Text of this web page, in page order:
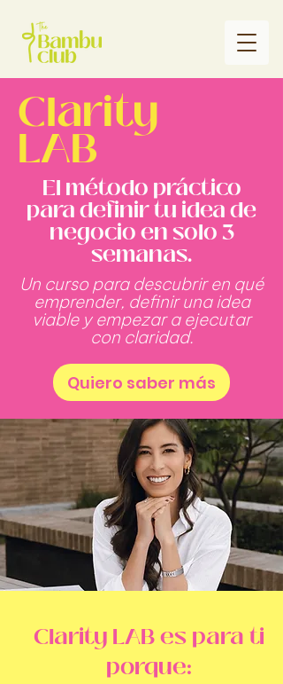
Clarity
LAB
El método práctico
para definir tu idea de
negocio en solo 3
semanas.
Un curso para descubrir en qué
emprender, definir una idea
viable y empezar a ejecutar
con claridad.
Quiero saber más
Clarity LAB es para ti
porque: